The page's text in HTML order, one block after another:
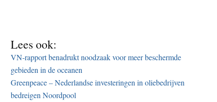
Lees ook:
VN-rapport benadrukt noodzaak voor meer beschermde
gebieden in de oceanen
Greenpeace – Nederlandse investeringen in oliebedrijven
bedreigen Noordpool